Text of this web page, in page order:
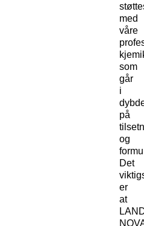
med
våre
som
går
i
på
og
Det
er
at